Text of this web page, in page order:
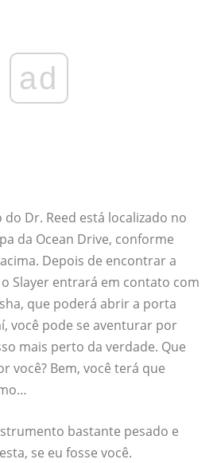
ad
Dr. Reed está localizado no
da Ocean Drive, conforme
Depois de encontrar a
Slayer entrará em contato com
que poderá abrir a porta
você pode se aventurar por
mais perto da verdade. Que
você? Bem, você terá que
bastante pesado e
se eu fosse você.